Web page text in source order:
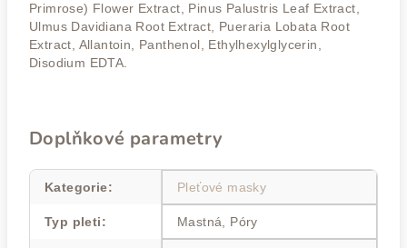
Primrose) Flower Extract, Pinus Palustris Leaf Extract,
Ulmus Davidiana Root Extract, Pueraria Lobata Root
Extract, Allantoin, Panthenol, Ethylhexylglycerin,
Disodium EDTA.
Doplňkové parametry
Kategorie: Pleťové masky
Typ pleti: Mastná, Póry